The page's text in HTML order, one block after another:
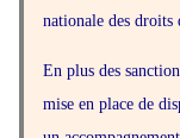
nationale des droits
En plus des
mise en place de